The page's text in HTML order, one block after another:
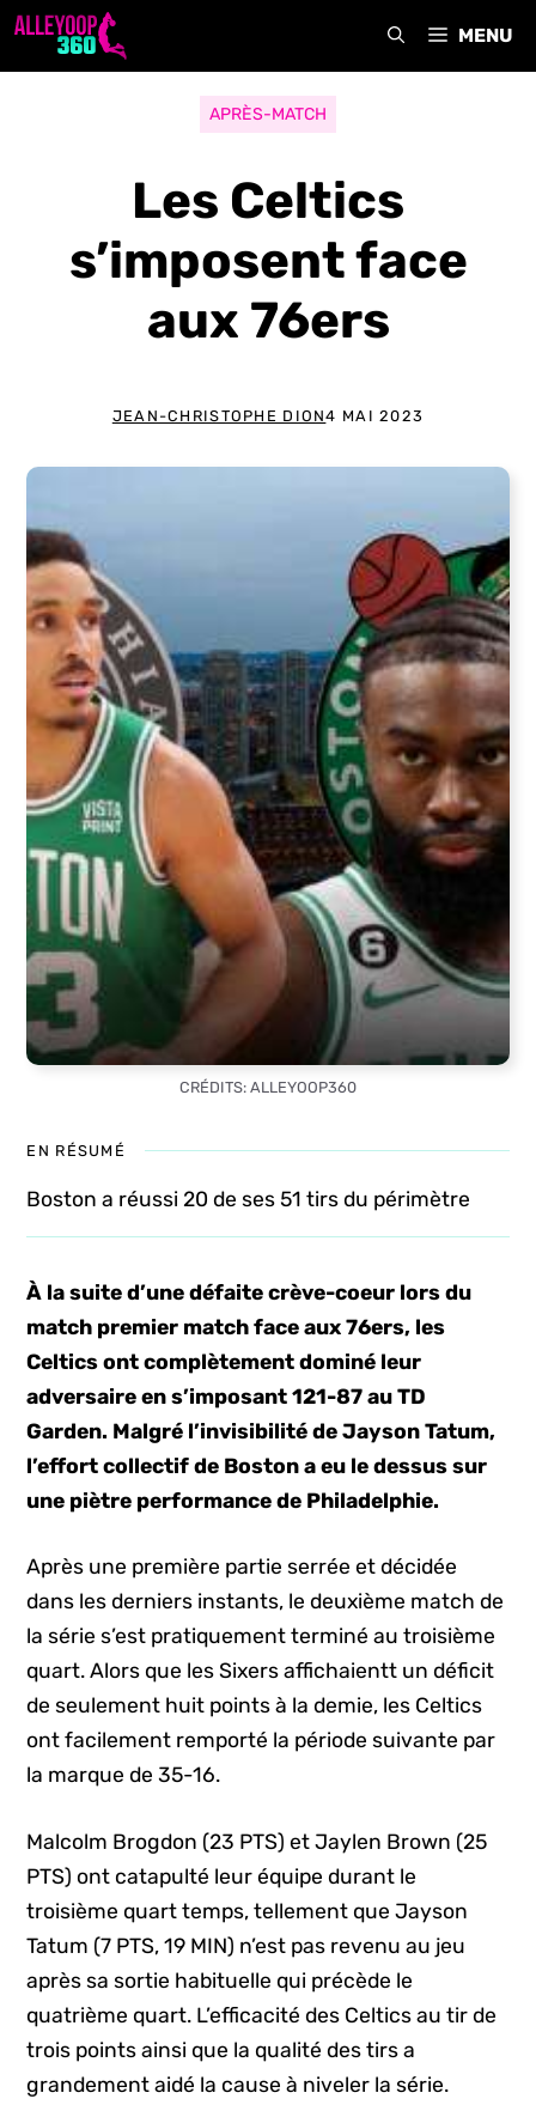
Aller
MENU
APRÈS-MATCH
Les Celtics
s’imposent face
aux 76ers
JEAN-CHRISTOPHE DION4 MAI 2023
CRÉDITS: ALLEYOOP360
EN RÉSUMÉ
Boston a réussi 20 de ses 51 tirs du périmètre
À la suite d’une défaite crève-coeur lors du
match premier match face aux 76ers, les
Celtics ont complètement dominé leur
adversaire en s’imposant 121-87 au TD
Garden. Malgré l’invisibilité de Jayson Tatum,
l’effort collectif de Boston a eu le dessus sur
une piètre performance de Philadelphie.
Après une première partie serrée et décidée
dans les derniers instants, le deuxième match de
la série s’est pratiquement terminé au troisième
quart. Alors que les Sixers affichaientt un déficit
de seulement huit points à la demie, les Celtics
ont facilement remporté la période suivante par
la marque de 35-16.
Malcolm Brogdon (23 PTS) et Jaylen Brown (25
PTS) ont catapulté leur équipe durant le
troisième quart temps, tellement que Jayson
Tatum (7 PTS, 19 MIN) n’est pas revenu au jeu
après sa sortie habituelle qui précède le
quatrième quart. L’efficacité des Celtics au tir de
trois points ainsi que la qualité des tirs a
grandement aidé la cause à niveler la série.